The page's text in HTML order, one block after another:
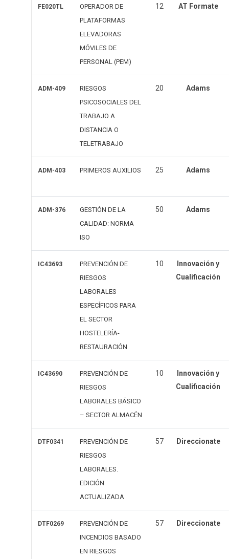
FE020TL
OPERADOR DE
PLATAFORMAS
ELEVADORAS
MÓVILES DE
PERSONAL (PEM)
12 AT Formate
ADM-409
RIESGOS
PSICOSOCIALES DEL
TRABAJO A
DISTANCIA O
TELETRABAJO
20 Adams
ADM-403 PRIMEROS AUXILIOS 25 Adams
ADM-376
GESTIÓN DE LA
CALIDAD: NORMA
ISO
50 Adams
IC43693
PREVENCIÓN DE
RIESGOS
LABORALES
ESPECÍFICOS PARA
EL SECTOR
HOSTELERÍA-
RESTAURACIÓN
10
Innovación y
Cualificación
IC43690
PREVENCIÓN DE
RIESGOS
LABORALES BÁSICO
– SECTOR ALMACÉN
10
Innovación y
Cualificación
DTF0341
PREVENCIÓN DE
RIESGOS
LABORALES.
EDICIÓN
ACTUALIZADA
57 Direccionate
DTF0269
PREVENCIÓN DE
INCENDIOS BASADO
EN RIESGOS
57 Direccionate